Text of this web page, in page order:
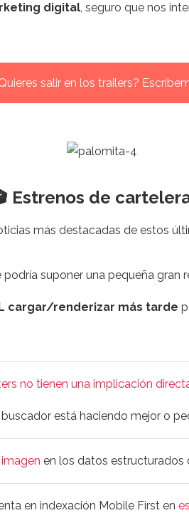
digital, seguro que nos
salir en los trailers?
Estrenos de
más destacadas de estos
podría suponer una pequeña gran
cargar/renderizar más tarde
no tienen una implicación
buscador está haciendo mejor o
en los datos
en indexación Mobile First en